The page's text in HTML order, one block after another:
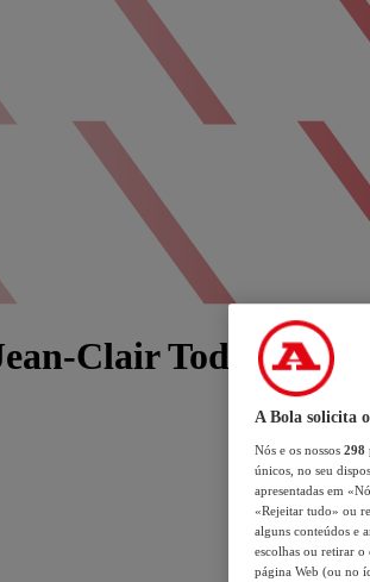
Clair Todibo
A Bola solicita
Nós e os nossos 298
únicos, no seu
apresentadas em
«Rejeitar tudo» ou
alguns conteúdos e
escolhas ou retirar
página Web (ou no